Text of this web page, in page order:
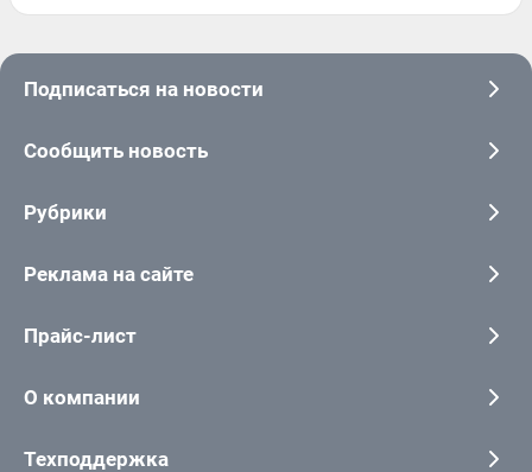
Подписаться на новости
Сообщить новость
Рубрики
Реклама на сайте
Прайс-лист
О компании
Техподдержка